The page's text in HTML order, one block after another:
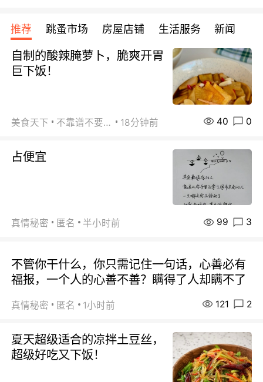
宾馆 108欧/天起
全程756欧/位
欧/天起 ~包拼房
每周铁发！
推荐 跳蚤市场 房屋店铺 生活服务 新闻
自制的酸辣腌萝卜，脆爽开胃
巨下饭！
美食天下 不靠谱不要联系 18分钟前 40 0
占便宜
真情秘密 匿名 半小时前 99 3
不管你干什么，你只需记住一句话，心善必有
福报，一个人的心善不善？瞒得了人却瞒不了
真情秘密 匿名 1小时前 121 2
夏天超级适合的凉拌土豆丝，
超级好吃又下饭！